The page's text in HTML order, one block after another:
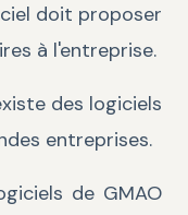
doit proposer
à l'entreprise.
des logiciels
entreprises.
de GMAO